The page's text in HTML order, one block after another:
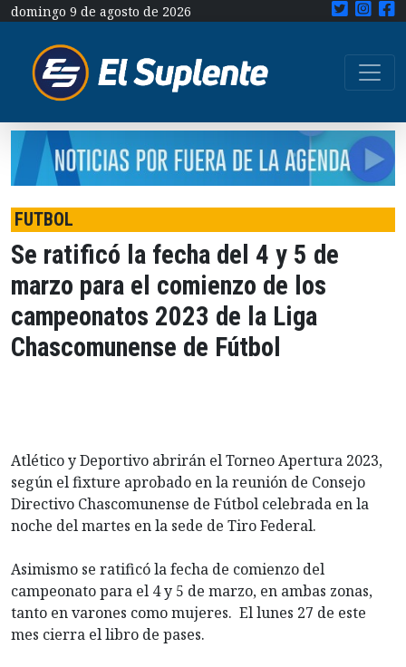
domingo 9 de agosto de 2026
FUTBOL
Se ratificó la fecha del 4 y 5 de
marzo para el comienzo de los
campeonatos 2023 de la Liga
Chascomunense de Fútbol
Atlético y Deportivo abrirán el Torneo Apertura 2023,
según el fixture aprobado en la reunión de Consejo
Directivo Chascomunense de Fútbol celebrada en la
noche del martes en la sede de Tiro Federal.
Asimismo se ratificó la fecha de comienzo del
campeonato para el 4 y 5 de marzo, en ambas zonas,
tanto en varones como mujeres. El lunes 27 de este
mes cierra el libro de pases.